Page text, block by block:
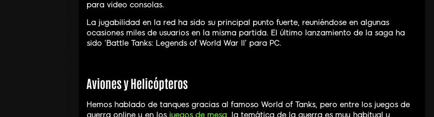
para video consolas.
La jugabilidad en la red ha sido su principal punto fuerte, reuniéndose en algunas
ocasiones miles de usuarios en la misma partida. El último lanzamiento de la saga ha
sido ‘Battle Tanks: Legends of World War II’ para PC.
Aviones y Helicópteros
Hemos hablado de tanques gracias al famoso World of Tanks, pero entre los juegos de
guerra online y en los juegos de mesa, la temática de la guerra es muy habitual y